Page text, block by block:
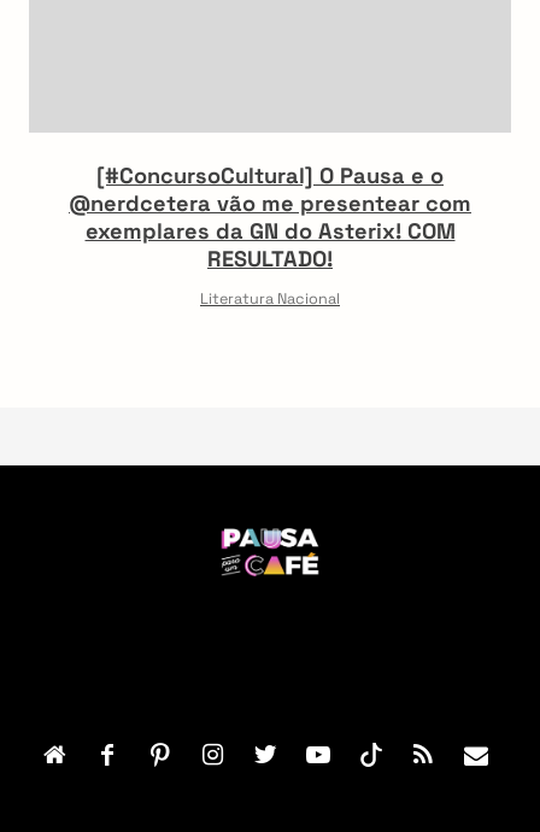
[#ConcursoCultural] O Pausa e o
@nerdcetera vão me presentear com
exemplares da GN do Asterix! COM
RESULTADO!
Literatura Nacional